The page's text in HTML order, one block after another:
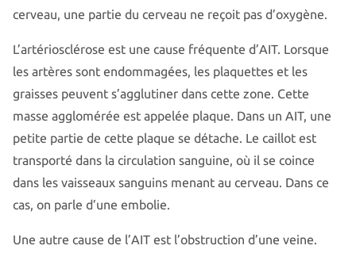
cerveau, une partie du cerveau ne reçoit pas d’oxygène.
L’artériosclérose est une cause fréquente d’AIT. Lorsque
les artères sont endommagées, les plaquettes et les
graisses peuvent s’agglutiner dans cette zone. Cette
masse agglomérée est appelée plaque. Dans un AIT, une
petite partie de cette plaque se détache. Le caillot est
transporté dans la circulation sanguine, où il se coince
dans les vaisseaux sanguins menant au cerveau. Dans ce
cas, on parle d’une embolie.
Une autre cause de l’AIT est l’obstruction d’une veine.